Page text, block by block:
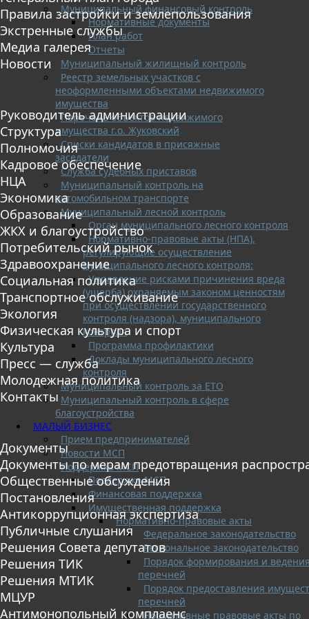
Муниципальный финансовый контроль
Нормативные документы
План работ
Отчеты
Муниципальный жилищный контроль
Реестр земельных участков с
неоформленными объектами недвижимого
имущества
Перечень объектов недвижимого
имущества г.о. Жуковский
Списки кандидатов в присяжные
заседатели
Служба судебных приставов
Муниципальный контроль на
автомобильном транспорте
Муниципальный лесной контроль
Орган муниципального лесного контроля
Нормативно-правовые акты (НПА),
регулирующие осуществление
муниципального лесного контроля:
Управление рисками причинения вреда
(ущерба) охраняемым законом ценностям
при осуществлении государственного
контроля (надзора), муниципального
контроля
Программа профилактики
Доклады муниципального лесного
контроля
Муниципальный контроль за ЕТО
Муниципальный контроль в сфере
благоустройства
МАЛЫЙ БИЗНЕС
Прием предпринимателей
Новости МСП
Поддержка МСП
Поддержка МСП
Финансовая поддержка
Имущественная поддержка
Нормативно-правовые акты
Федеральное законодательство
Региональное законодательство
Порядок формирования и ведения
перечней
Порядок предоставления
перечней
Нормативные правовые акты по
Правила застройки и землепользования
Экстренные службы
Медиа галерея
Новости
Руководитель администрации
Структура
Полномочия
Кадровое обеспечение
НЦА
Экономика
Образование
ЖКХ и благоустройство
Потребительский рынок
Здравоохранение
Социальная политика
Транспортное обслуживание
Экология
Физическая культура и спорт
Культура
Пресс — служба
Молодежная политика
Контакты
Документы
Документы по мерам предотвращения
Общественные обсуждения
Постановления
Антикоррупционная экспертиза
Публичные слушания
Решения Совета депутатов
Решения ТИК
Решения МТИК
МЦУР
Антимонопольный комплаенс